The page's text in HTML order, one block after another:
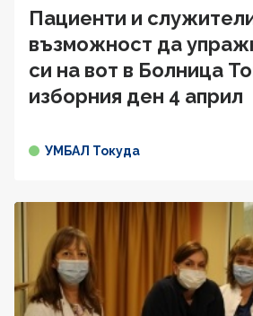
Пациенти и
възможност да
си на вот в Болница
изборния ден 4 април
УМБАЛ Токуда